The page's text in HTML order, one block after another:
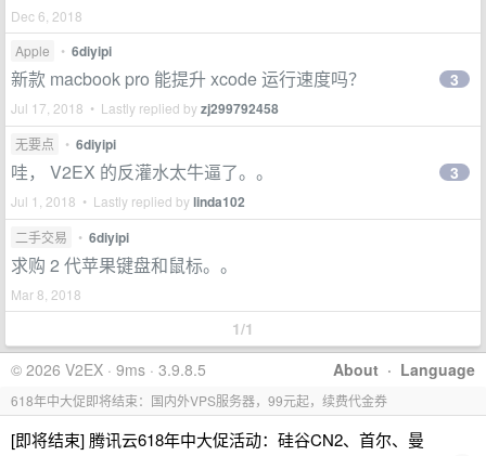
Dec 6, 2018
Apple
• 6diyipi
新款 macbook pro 能提升 xcode 运行速度吗？
Jul 17, 2018 • Lastly replied byzj299792458
3
无要点 • 6diyipi
哇， V2EX 的反灌水太牛逼了。。
Jul 1, 2018 • Lastly replied bylinda102
3
二手交易 • 6diyipi
求购 2 代苹果键盘和鼠标。。
Mar 8, 2018
1/1
About · Language
© 2026 V2EX · 9ms · 3.9.8.5
618年中大促即将结束：国内外VPS服务器，99元起，续费代金券
[即将结束] 腾讯云618年中大促活动：硅谷CN2、首尔、曼